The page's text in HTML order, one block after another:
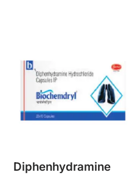
Diphenhydramine